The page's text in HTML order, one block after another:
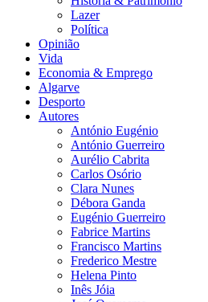
Lazer
Política
Opinião
Vida
Economia & Emprego
Algarve
Desporto
Autores
António Eugénio
António Guerreiro
Aurélio Cabrita
Carlos Osório
Clara Nunes
Débora Ganda
Eugénio Guerreiro
Fabrice Martins
Francisco Martins
Frederico Mestre
Helena Pinto
Inês Jóia